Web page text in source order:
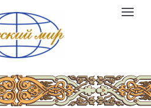
Компания
logo
Toggle